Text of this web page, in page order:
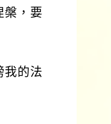
槃，要
我的法